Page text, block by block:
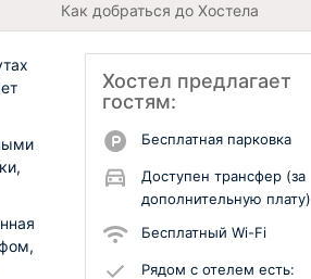
Как добраться до Хостела
Хостел предлагает
гостям:
Бесплатная парковка
Доступен трансфер (за
дополнительную плату)
Бесплатный Wi-Fi
Рядом с отелем есть: